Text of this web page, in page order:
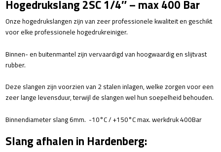
Hogedrukslang 2SC 1/4″ – max 400 Bar
Onze hogedrukslangen zijn van zeer professionele kwaliteit en geschikt
voor elke professionele hogedrukreiniger.
Binnen- en buitenmantel zijn vervaardigd van hoogwaardig en slijtvast
rubber.
Deze slangen zijn voorzien van 2 stalen inlagen, welke zorgen voor een
zeer lange levensduur, terwijl de slangen wel hun soepelheid behouden.
Binnendiameter slang 6mm. -10°C / +150°C max. werkdruk 400Bar
Slang afhalen in Hardenberg: